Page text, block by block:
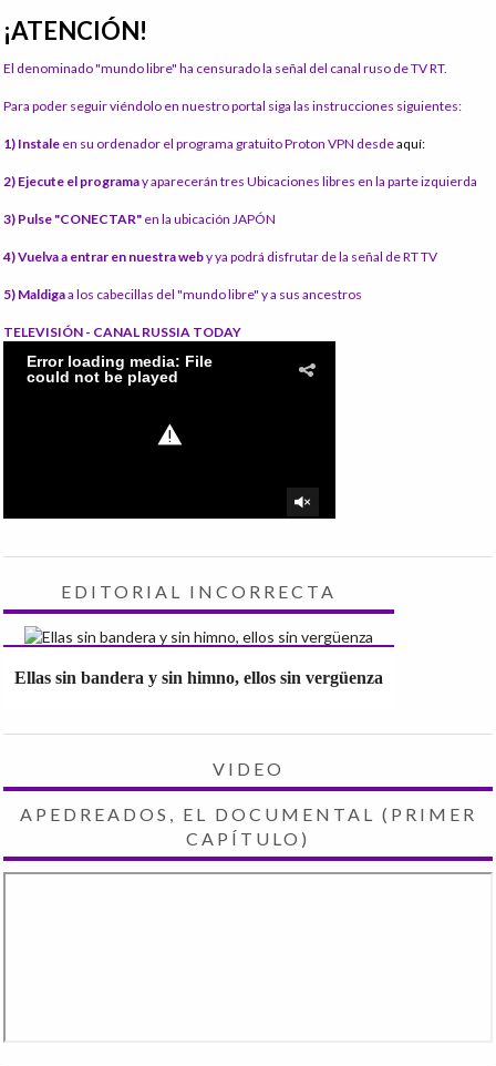
¡ATENCIÓN!
El denominado "mundo libre" ha censurado la señal del canal ruso de TV RT.
Para poder seguir viéndolo en nuestro portal siga las instrucciones siguientes:
1) Instale en su ordenador el programa gratuito Proton VPN desdeaquí:
2) Ejecute el programay aparecerán tres Ubicaciones libres en la parte izquierda
3) Pulse "CONECTAR" en la ubicación JAPÓN
4) Vuelva a entrar en nuestra weby ya podrá disfrutar de la señal de RT TV
5) Maldigaa los cabecillas del "mundo libre" y a sus ancestros
TELEVISIÓN - CANAL RUSSIA TODAY
EDITORIAL INCORRECTA
Ellas sin bandera y sin himno, ellos sin vergüenza
VIDEO
APEDREADOS, EL DOCUMENTAL (PRIMER
CAPÍTULO)